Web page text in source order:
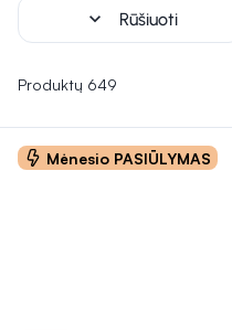
gali padėti palengvinti
svarbi imuninei apsaugai.
savijautą.
expand_more Rūšiuoti
Produktų 649
Mėnesio PASIŪLYMAS